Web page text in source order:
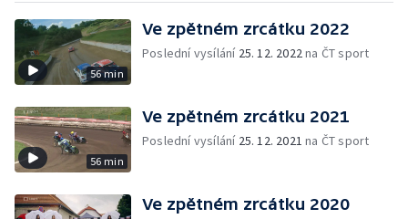
56 min
Ve zpětném zrcátku 2022
Poslední vysílání 25. 12. 2022na ČT sport
56 min
Ve zpětném zrcátku 2021
Poslední vysílání 25. 12. 2021 na ČT sport
Ve zpětném zrcátku 2020